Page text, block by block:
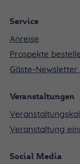
Service
Anreise
Prospekte
Gäste-
Veranstaltungen
Veranstaltung
Social Media